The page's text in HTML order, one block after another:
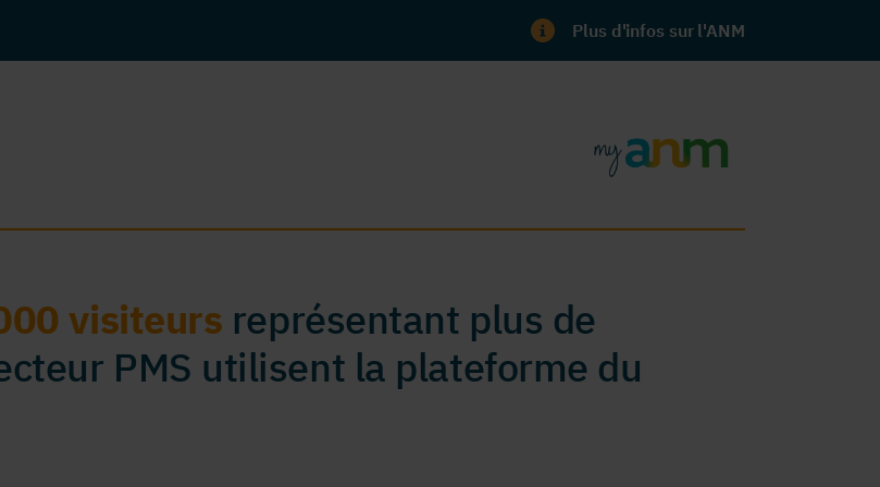
Plus d'infos sur l'ANM
visiteurs représentant plus de
PMS utilisent la plateforme du